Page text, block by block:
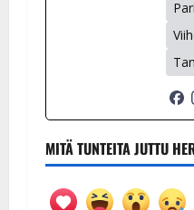
MITÄ TUNTEITA JUTTU